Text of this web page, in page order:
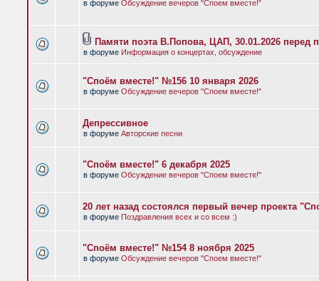
в форуме Обсуждение вечеров "Споем вместе!"
Памяти поэта В.Попова, ЦАП, 30.01.2026 перед
в форуме Информация о концертах, обсуждение
"Споём вместе!" №156 10 января 2026
в форуме Обсуждение вечеров "Споем вместе!"
Депрессивное
в форуме Авторские песни
"Споём вместе!" 6 декабря 2025
в форуме Обсуждение вечеров "Споем вместе!"
20 лет назад состоялся первый вечер проекта
в форуме Поздравления всех и со всем :)
"Споём вместе!" №154 8 ноября 2025
в форуме Обсуждение вечеров "Споем вместе!"